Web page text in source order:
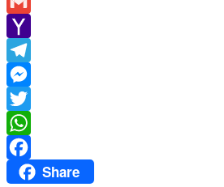
Gmail
Yahoo
Mail
Telegram
Messenger
Twitter
WhatsApp
FacebookShare